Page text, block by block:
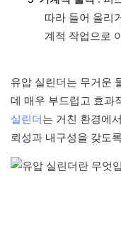
따라 들어 올리
계적 작업으로
유압 실린더는 무거운
데 매우 부드럽고 효과
실린더 는 거친 환경에
뢰성과 내구성을 갖도